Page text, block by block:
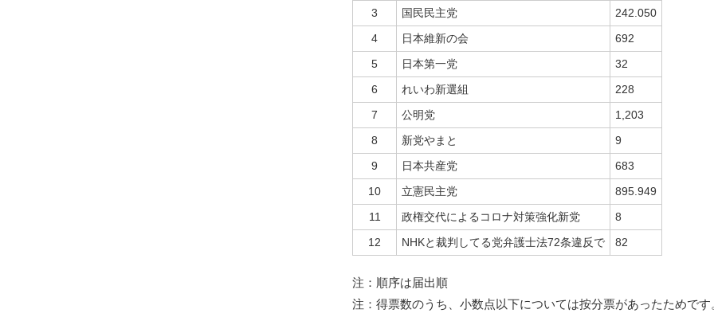
3 国民民主党
242.050
4
日本維新の会
692
5
日本第一党
32
6
れいわ新選組
228
7
公明党
1,203
8
新党やまと
9
9
日本共産党
683
10
立憲民主党
895.949
11
政権交代によるコロナ対策強化新党
8
12
NHKと裁判してる党弁護士法72条違反で 82
注：順序は届出順
注：得票数のうち、小数点以下については按分票があったためです